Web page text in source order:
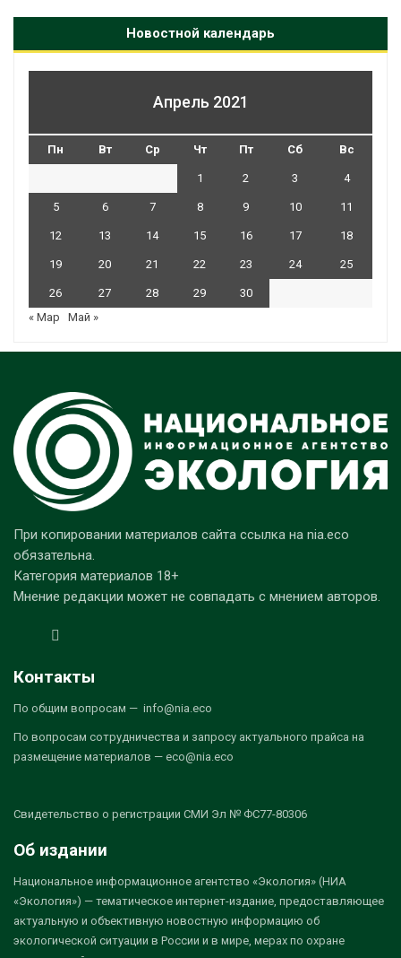
Новостной календарь
Апрель 2021
Пн Вт Ср Чт Пт Сб Вс
1 2 3 4
5 6 7 8 9 10 11
12 13 14 15 16 17 18
19 20 21 22 23 24 25
26 27 28 29
30
« Мар
Май »
При копировании материалов сайта ссылка на nia.eco
обязательна.
Категория материалов 18+
Мнение редакции может не совпадать с мнением авторов.
Контакты
По общим вопросам — info@nia.eco
По вопросам сотрудничества и запросу актуального прайса на
размещение материалов — eco@nia.eco
Свидетельство о регистрации СМИ Эл № ФС77-80306
Об издании
Национальное информационное агентство «Экология» (НИА
«Экология») — тематическое интернет-издание, предоставляющее
актуальную и объективную новостную информацию об
экологической ситуации в России и в мире, мерах по охране